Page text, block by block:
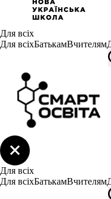
Для всіх
Для всіхБатькамВчителям
Для всіх
Для всіхБатькамВчителям